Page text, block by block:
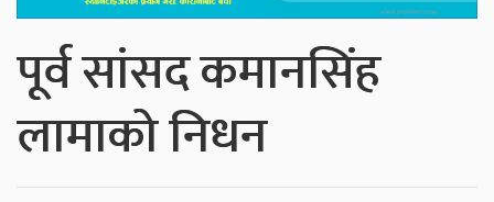
पूर्व सांसद कमानसिंह
लामाको निधन